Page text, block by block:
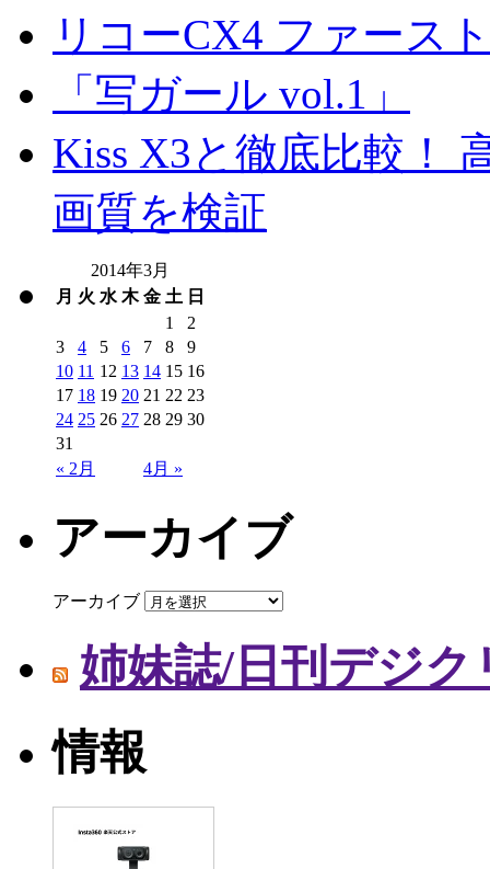
リコーCX4 ファース
「写ガール vol.1」
Kiss X3と徹底比較！
画質を検証
2014年3月
月 火 水 木 金 土 日
« 2月 4月 »
1
2
3
4 5 6 7 8
9
10 11 12 13 14 15 16
17 18 19 20 21 22 23
24 25 26 27 28 29 30
31
アーカイブ
アーカイブ
姉妹誌/日刊デジク
情報